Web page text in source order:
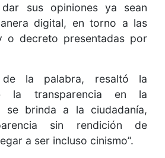
sus opiniones ya sean
digital, en torno a las
o decreto presentadas por
la palabra, resaltó la
la transparencia en la
se brinda a la ciudadanía,
sin rendición de
a ser incluso cinismo”.